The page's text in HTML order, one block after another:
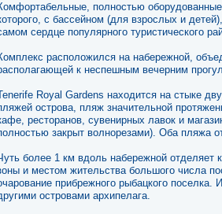
полностью
с бассейном (для взрослых и
сердце популярного туристического
расположился на набережной,
к неспешным вечерним
Royal Gardens находится на стыке
острова, пляж значительной
ресторанов, сувенирных лавок и
закрыт волнорезами). Оба пляжа
более 1 км вдоль набережной отделяет
и местом жительства большого числа
прибрежного рыбацкого
островами архипелага.